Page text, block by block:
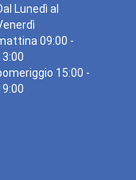
Lunedì al
09:00 -
15:00 -